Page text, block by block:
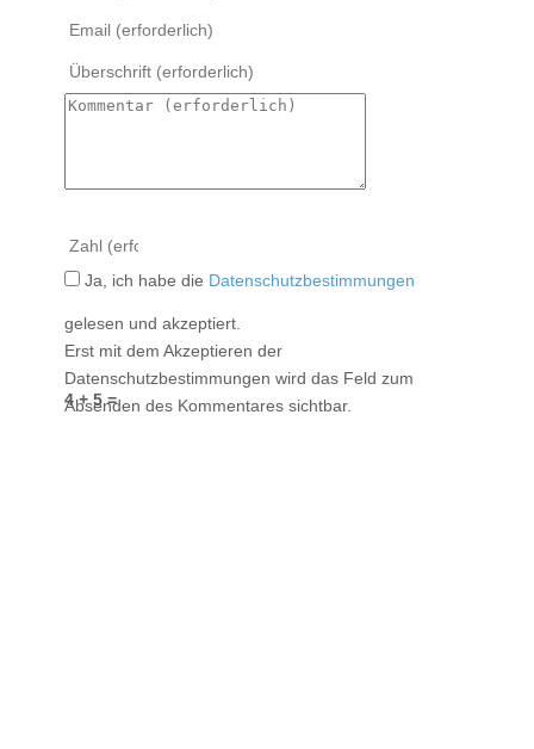
4 + 5 =
Ja, ich habe die Datenschutzbestimmungen
gelesen und akzeptiert.
Erst mit dem Akzeptieren der
Datenschutzbestimmungen wird das Feld zum
Absenden des Kommentares sichtbar.